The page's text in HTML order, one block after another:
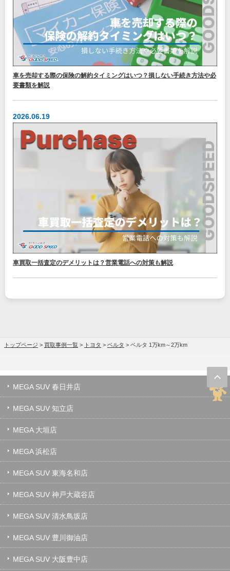
車を売却する際の保険の解約タイミングはいつ？損しない手続き方法や必
要書類を解説
2026.06.19
車買取一括査定のデメリットは？営業電話への対策も解説
トップページ > 買取事例一覧 > トヨタ > ベルタ > ベルタ 1万km～2万km
MEGA SUV 春日井店
MEGA SUV 知立店
MEGA 大垣店
MEGA 浜松店
MEGA SUV 東海名和店
MEGA SUV 神戸大蔵谷店
MEGA SUV 清水鳥坂店
MEGA SUV 豊川御油店
MEGA SUV 大阪豊中店